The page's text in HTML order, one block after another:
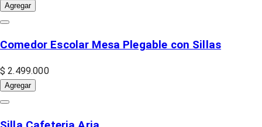
Agregar
Comedor Escolar Mesa Plegable con Sillas
$ 2.499.000
Agregar